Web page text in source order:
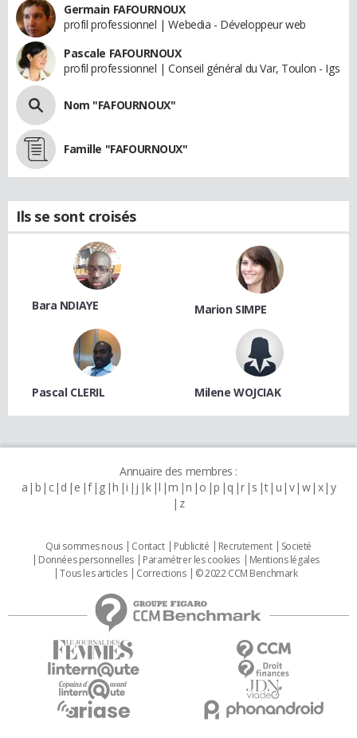
Germain FAFOURNOUX
profil professionnel | Webedia - Développeur web
Pascale FAFOURNOUX
profil professionnel | Conseil général du Var, Toulon - Igs
Nom "FAFOURNOUX"
Famille "FAFOURNOUX"
Ils se sont croisés
Bara NDIAYE Marion SIMPE
Pascal CLERIL Milene WOJCIAK
Annuaire des membres :
a b c d e f g h i j k l m n o p q r s t u v w x y
z
Qui sommes nous Contact Publicité Recrutement
Societé
Données personnelles
Paramétrer les cookies
Mentions légales
Tous les articles
Corrections © 2022 CCM Benchmark